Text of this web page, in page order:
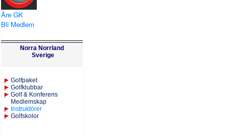
Åre GK
Bli Medlem
Norra Norrland
Sverige
Golfpaket
Golfklubbar
Golf & Konferens
Medlemskap
Instruktörer
Golfskolor